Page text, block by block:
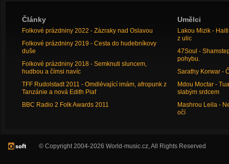
Články
Folkové prázdniny 2022 - Zázraky nad Oslavou
Folkové prázdniny 2019 - Cesta do hudebníkovy
duše
Folkové prázdniny 2018 - Semknuti sluncem,
hudbou a čímsi navíc
TFF Rudolstadt 2011 - Omdlévající imám, afropunk z
Tanzánie a nová Edith Piaf
BBC Radio 2 Folk Awards 2011
Umělci
Lakou Mizik -
z ulic
47Soul -
pohybu.
Sarathy Korwar -
Mdou Moctar -
slabým srdcem
Mashrou Leila -
očí
© Copyright 2004-2026 World-music.cz, All Rights Reserved